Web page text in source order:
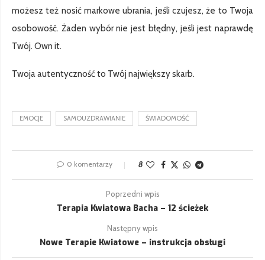
możesz też nosić markowe ubrania, jeśli czujesz, że to Twoja
osobowość. Żaden wybór nie jest błędny, jeśli jest naprawdę
Twój. Own it.
Twoja autentyczność to Twój największy skarb.
EMOCJE SAMOUZDRAWIANIE ŚWIADOMOŚĆ
0 komentarzy 8
Poprzedni wpis
Terapia Kwiatowa Bacha – 12 ścieżek
Następny wpis
Nowe Terapie Kwiatowe – instrukcja obsługi